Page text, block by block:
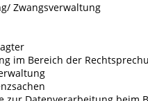
Zwangsverwaltung
im Bereich der